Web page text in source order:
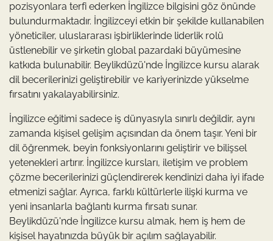
pozisyonlara terfi ederken İngilizce bilgisini göz önünde
bulundurmaktadır. İngilizceyi etkin bir şekilde kullanabilen
yöneticiler, uluslararası işbirliklerinde liderlik rolü
üstlenebilir ve şirketin global pazardaki büyümesine
katkıda bulunabilir. Beylikdüzü'nde İngilizce kursu alarak
dil becerilerinizi geliştirebilir ve kariyerinizde yükselme
fırsatını yakalayabilirsiniz.
İngilizce eğitimi sadece iş dünyasıyla sınırlı değildir, aynı
zamanda kişisel gelişim açısından da önem taşır. Yeni bir
dil öğrenmek, beyin fonksiyonlarını geliştirir ve bilişsel
yetenekleri artırır. İngilizce kursları, iletişim ve problem
çözme becerilerinizi güçlendirerek kendinizi daha iyi ifade
etmenizi sağlar. Ayrıca, farklı kültürlerle ilişki kurma ve
yeni insanlarla bağlantı kurma fırsatı sunar.
Beylikdüzü'nde İngilizce kursu almak, hem iş hem de
kişisel hayatınızda büyük bir açılım sağlayabilir.